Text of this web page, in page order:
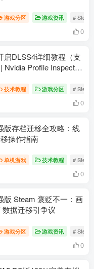
度
注
549热度
游戏分区 游戏资讯 #
0
启DLSS4详细教程（支
Nvidia Profile Inspector
技术教程 游戏分区 #
0
版存档迁移全攻略：线
操作指南
单机游戏 技术教程 #
0
版 Steam 褒贬不一：画
数据迁移引争议
游戏分区 游戏资讯 #
0